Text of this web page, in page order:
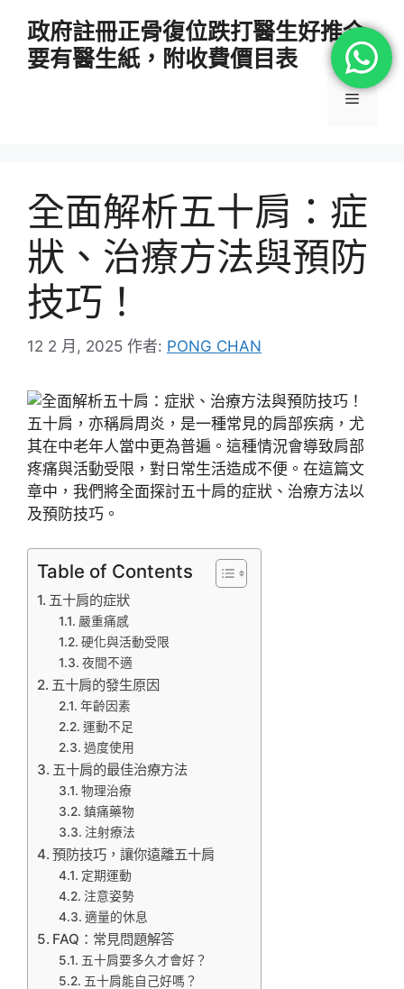
政府註冊正骨復位跌打醫生好推介
要有醫生紙，附收費價目表
選
全面解析五十肩：症
狀、治療方法與預防
技巧！
12 2 月, 2025 作者: PONG CHAN
五十肩，亦稱肩周炎，是一種常見的肩部疾病，尤
其在中老年人當中更為普遍。這種情況會導致肩部
疼痛與活動受限，對日常生活造成不便。在這篇文
章中，我們將全面探討五十肩的症狀、治療方法以
及預防技巧。
Table of Contents
五十肩的症狀
嚴重痛感
硬化與活動受限
夜間不適
五十肩的發生原因
年齡因素
運動不足
過度使用
五十肩的最佳治療方法
物理治療
鎮痛藥物
注射療法
預防技巧，讓你遠離五十肩
定期運動
注意姿勢
適量的休息
FAQ：常見問題解答
五十肩要多久才會好？
五十肩能自己好嗎？